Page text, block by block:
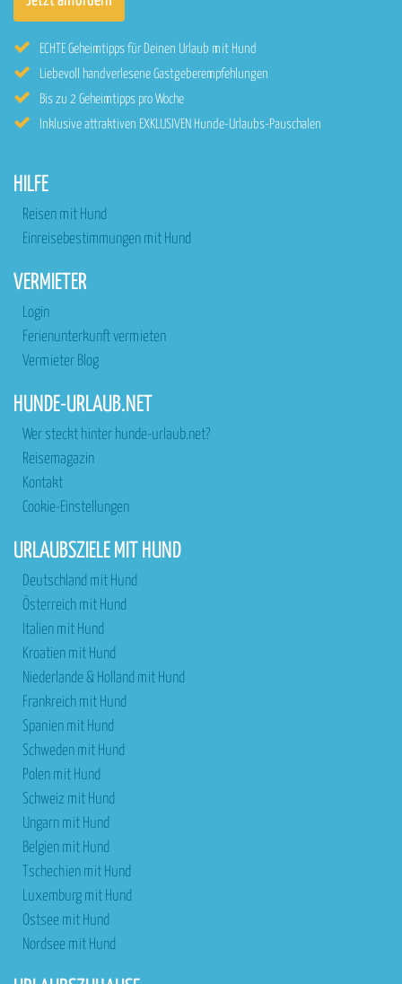
ECHTE Geheimtipps für Deinen Urlaub mit Hund
Liebevoll handverlesene Gastgeberempfehlungen
Bis zu 2 Geheimtipps pro Woche
Inklusive attraktiven EXKLUSIVEN Hunde-Urlaubs-Pauschalen
HILFE
Reisen mit Hund
Einreisebestimmungen mit Hund
VERMIETER
Login
Ferienunterkunft vermieten
Vermieter Blog
HUNDE-URLAUB.NET
Wer steckt hinter hunde-urlaub.net?
Reisemagazin
Kontakt
Cookie-Einstellungen
URLAUBSZIELE MIT HUND
Deutschland mit Hund
Österreich mit Hund
Italien mit Hund
Kroatien mit Hund
Niederlande & Holland mit Hund
Frankreich mit Hund
Spanien mit Hund
Schweden mit Hund
Polen mit Hund
Schweiz mit Hund
Ungarn mit Hund
Belgien mit Hund
Tschechien mit Hund
Luxemburg mit Hund
Ostsee mit Hund
Nordsee mit Hund